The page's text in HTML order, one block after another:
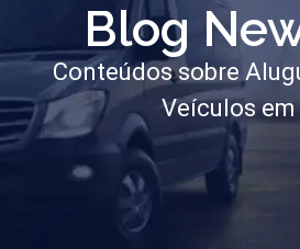
Blog
Conteúdos sobre
Veículos em